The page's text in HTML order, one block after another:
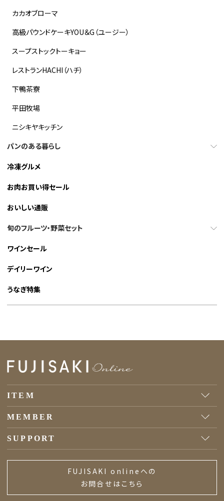
カカオブローマ
高級パウンドケーキYOU＆G（ユージー）
スープストックトーキョー
レストランHACHI（ハチ）
下鴨茶寮
平田牧場
ニシキヤキッチン
パンのある暮らし
冷凍グルメ
お肉お買い得セール
おいしい通販
旬のフルーツ・野菜セット
ワインセール
デイリーワイン
うなぎ特集
ITEM
MEMBER
SUPPORT
FUJISAKI onlineへの
お問合せはこちら